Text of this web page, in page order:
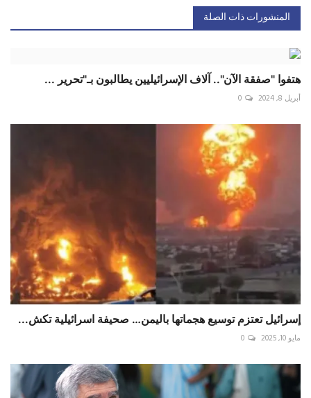
المنشورات ذات الصلة
هتفوا "صفقة الآن".. آلاف الإسرائيليين يطالبون بـ"تحرير ...
أبريل 8, 2024 0
إسرائيل تعتزم توسيع هجماتها باليمن… صحيفة اسرائيلية تكش...
مايو 10, 2025 0